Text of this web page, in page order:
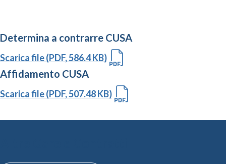
Determina a contrarre CUSA
Scarica file (PDF, 586.4 KB)
Affidamento CUSA
Scarica file (PDF, 507.48 KB)